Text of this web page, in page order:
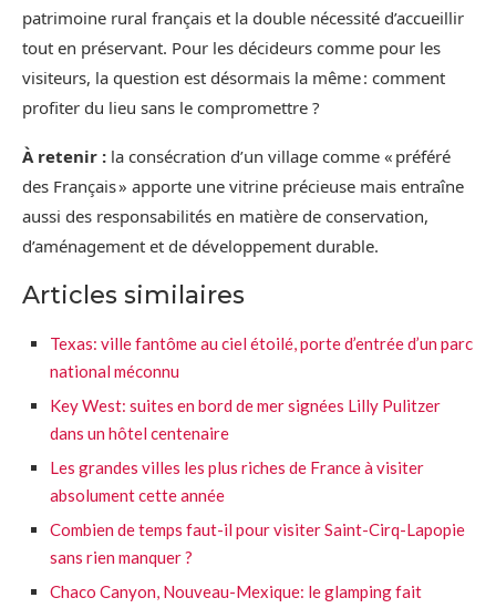
patrimoine rural français et la double nécessité d’accueillir
tout en préservant. Pour les décideurs comme pour les
visiteurs, la question est désormais la même : comment
profiter du lieu sans le compromettre ?
À retenir : la consécration d’un village comme « préféré
des Français » apporte une vitrine précieuse mais entraîne
aussi des responsabilités en matière de conservation,
d’aménagement et de développement durable.
Articles similaires
Texas: ville fantôme au ciel étoilé, porte d’entrée d’un parc
national méconnu
Key West: suites en bord de mer signées Lilly Pulitzer
dans un hôtel centenaire
Les grandes villes les plus riches de France à visiter
absolument cette année
Combien de temps faut-il pour visiter Saint-Cirq-Lapopie
sans rien manquer ?
Chaco Canyon, Nouveau-Mexique: le glamping fait